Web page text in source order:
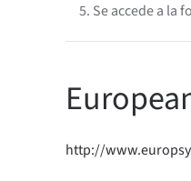
Se accede a la
http://